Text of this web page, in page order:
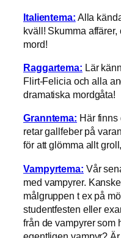
Italientema: Alla
kväll! Skumma
mord!
Raggartema: Lär
Flirt-Felicia och alla
dramatiska mordgåta!
Granntema: Här finns
retar gallfeber på
för att glömma allt
Vampyrtema: Vår
med vampyrer.
målgruppen t ex på
studentfesten eller
från de vampyrer som